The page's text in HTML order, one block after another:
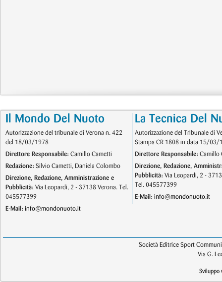
Il Mondo Del Nuoto
Autorizzazione del tribunale di Verona n. 422
del 18/03/1978
Direttore Responsabile: Camillo Cametti
Redazione: Silvio Cametti, Daniela Colombo
Direzione, Redazione, Amministrazione e
Pubblicità: Via Leopardi, 2 - 37138 Verona. Tel.
045577399
E-Mail: info@mondonuoto.it
La Tecnica Del
Autorizzazione del Tribunale di
Stampa CR 1808 in data 15/03/
Direttore Responsabile: Camillo
Direzione, Redazione,
Pubblicità: Via Leopardi, 2 -
Tel. 045577399
E-Mail: info@mondonuoto.it
Società Editrice Sport
Via G.
Sviluppo